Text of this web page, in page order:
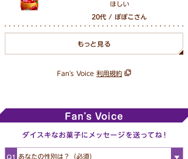
ほしい
20代 / ぽぽこさん
Fan's Voice利用規約